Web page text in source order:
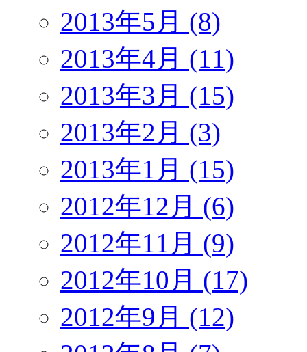
2013年5月 (8)
2013年4月 (11)
2013年3月 (15)
2013年2月 (3)
2013年1月 (15)
2012年12月 (6)
2012年11月 (9)
2012年10月 (17)
2012年9月 (12)